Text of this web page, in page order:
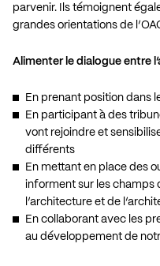
parvenir. Ils témoignent
grandes orientations de
Alimenter le dialogue entre
En prenant position dans
En participant à des
vont rejoindre et
différents
En mettant en place des
informent sur les champs
l’architecture et de
En collaborant avec les
au développement de